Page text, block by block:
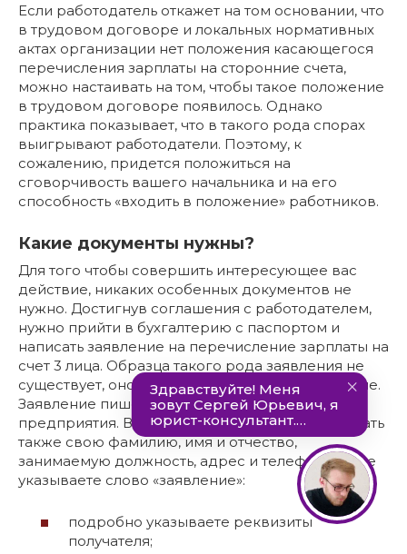
Если работодатель откажет на том основании, что
в трудовом договоре и локальных нормативных
актах организации нет положения касающегося
перечисления зарплаты на сторонние счета,
можно настаивать на том, чтобы такое положение
в трудовом договоре появилось. Однако
практика показывает, что в такого рода спорах
выигрывают работодатели. Поэтому, к
сожалению, придется положиться на
сговорчивость вашего начальника и на его
способность «входить в положение» работников.
Какие документы нужны?
Для того чтобы совершить интересующее вас
действие, никаких особенных документов не
нужно. Достигнув соглашения с работодателем,
нужно прийти в бухгалтерию с паспортом и
написать заявление на перечисление зарплаты на
счет 3 лица. Образца такого рода заявления не
существует, оно пишется в произвольной форме.
Заявление пишем на имя директора
предприятия. В «шапке» документа нужно указать
также свою фамилию, имя и отчество,
занимаемую должность, адрес и телефон. Далее
указываете слово «заявление»:
подробно указываете реквизиты
получателя;